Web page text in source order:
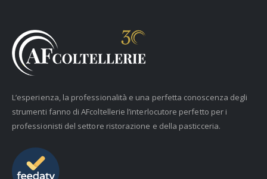
L’esperienza, la professionalità e una perfetta conoscenza degli
strumenti fanno di AFcoltellerie l’interlocutore perfetto per i
professionisti del settore ristorazione e della pasticceria.